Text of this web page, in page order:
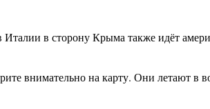
в сторону Крыма также идёт
внимательно на карту. Они летают в